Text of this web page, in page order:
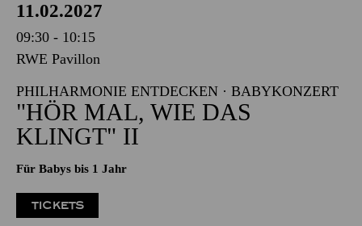
11.02.2027
09:30 - 10:15
RWE Pavillon
PHILHARMONIE ENTDECKEN · BABYKONZERT
"HÖR MAL, WIE DAS
KLINGT" II
Für Babys bis 1 Jahr
TICKETS